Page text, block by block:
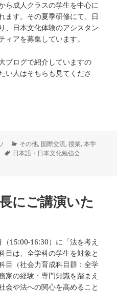
ら成人クラスの学生を中心に
ます。その夏季研修にて、日
、日本文化体験のアシスタン
ィアを募集しています。
ブログで紹介していますの
い人はそちらも見てくださ
カ
テ
その他, 国際交流,授業,本学
タ
日本語・日本文化勉強会
暇中のボランティア募集ー に
にご講演いた
15:00-16:30）に「法を考え
目は、全学科の学生を対象と
目（社会力育成科目群：全学
家の経験・専門知識を踏まえ
会や法への関心を高めること